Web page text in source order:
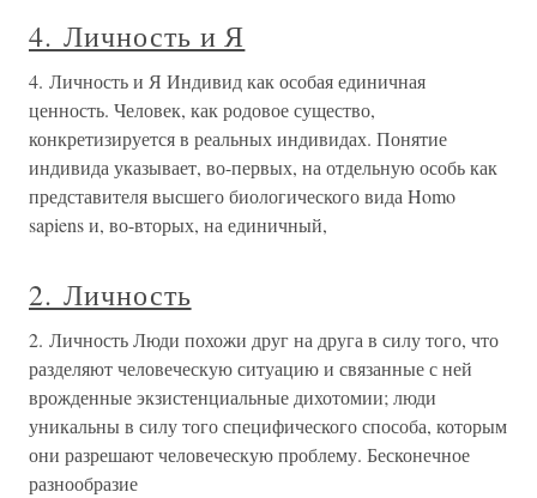
4. Личность и Я
4. Личность и Я Индивид как особая единичная
ценность. Человек, как родовое существо,
конкретизируется в реальных индивидах. Понятие
индивида указывает, во-первых, на отдельную особь как
представителя высшего биологического вида Homo
sapiens и, во-вторых, на единичный,
2. Личность
2. Личность Люди похожи друг на друга в силу того, что
разделяют человеческую ситуацию и связанные с ней
врожденные экзистенциальные дихотомии; люди
уникальны в силу того специфического способа, которым
они разрешают человеческую проблему. Бесконечное
разнообразие